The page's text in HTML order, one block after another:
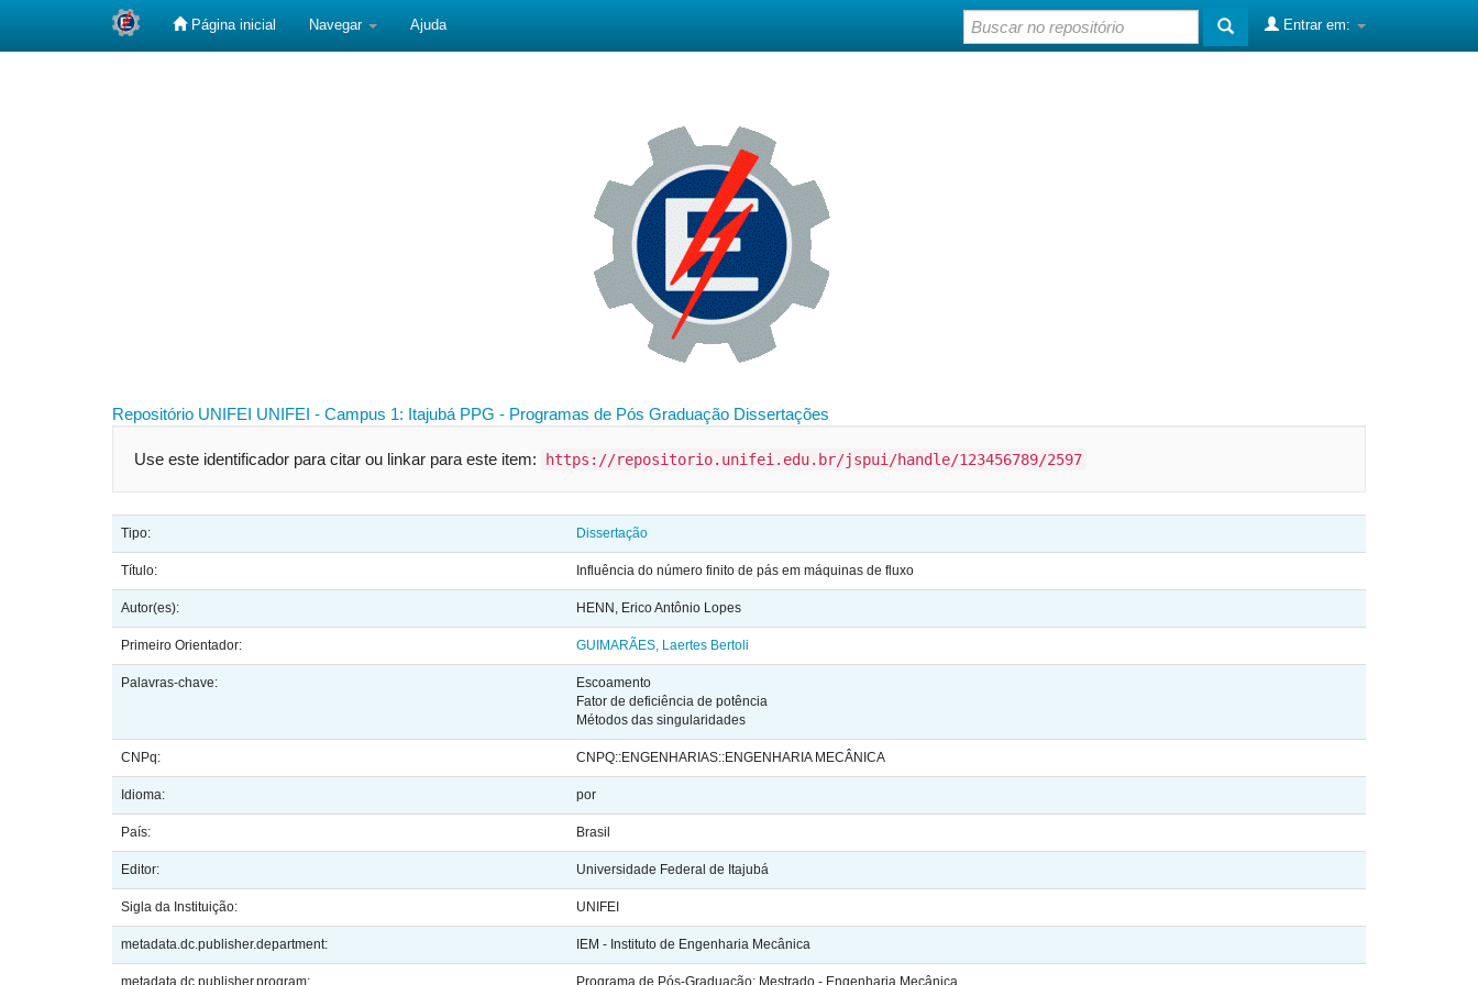
Página inicial Navegar Ajuda Entrar em:
Repositório UNIFEI UNIFEI - Campus 1: Itajubá PPG - Programas de Pós Graduação Dissertações
Use este identificador para citar ou linkar para este item: https://repositorio.unifei.edu.br/jspui/handle/123456789/2597
Tipo: Dissertação
Título: Influência do número finito de pás em máquinas de fluxo
Autor(es): HENN, Erico Antônio Lopes
Primeiro Orientador: GUIMARÃES, Laertes Bertoli
Palavras-chave:
Escoamento
Fator de deficiência de potência
Métodos das singularidades
CNPq: CNPQ::ENGENHARIAS::ENGENHARIA MECÂNICA
Idioma: por
País: Brasil
Editor: Universidade Federal de Itajubá
Sigla da Instituição: UNIFEI
metadata.dc.publisher.department: IEM - Instituto de Engenharia Mecânica
metadata.dc.publisher.program: Programa de Pós-Graduação: Mestrado - Engenharia Mecânica